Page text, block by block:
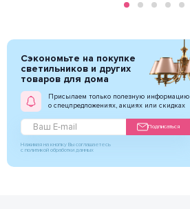
Сэкономьте на покупке
светильников и других
товаров для дома
Присылаем только полезную информацию
о спецпредложениях, акциях или скидках
Подписаться
Нажимая на кнопку Вы соглашаетесь
с политикой обработки данных